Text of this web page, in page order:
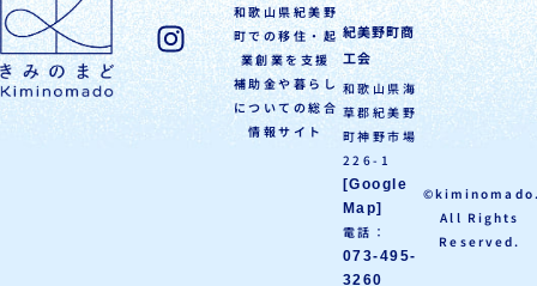
和歌山県紀美野
町での移住・起
業創業を支援
補助金や暮らし
についての総合
情報サイト
紀美野町商
工会
和歌山県海
草郡紀美野
町神野市場
226-1
[Google
Map]
電話：
073-495-
3260
All Rights
Reserved.